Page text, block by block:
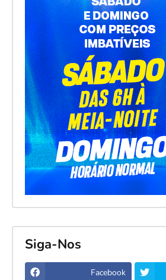
Siga-Nos
Facebook